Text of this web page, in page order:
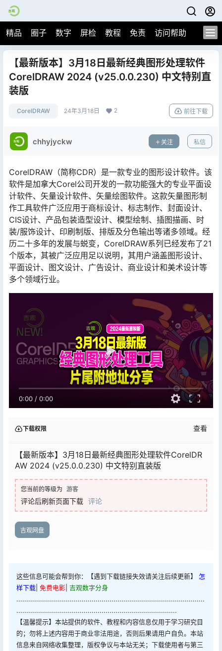
精品 圈子 数字 屏检 教程 免责 访问帮助
【最新版本】3月18日最新经典图形处理软件
CorelDRAW 2024 (v25.0.0.230) 中文特别直
装版
CorelDRAW 24年3月18日 2 前往下载
chhyjyckw 关注 私信
CorelDRAW（简称CDR）是一款专业的图形设计软件。该
软件是加拿大Corel公司开发的一款功能强大的专业平面设
计软件、矢量设计软件、矢量绘图软件。这款矢量图形制
作工具软件广泛应用于商标设计、标志制作、封面设计、
CIS设计、产品包装造型设计、模型绘制、插图描画、时
装/服饰设计、印刷制版、排版及分色输出等诸多领域。经
历二十多年的发展与蜕变，CorelDRAW系列已经发布了21
个版本，其被广泛应用足以说明，其用户涵盖图形设计、
平面设计、图文设计、广告设计、商业设计和美术设计等
多个领域行业。
0:00 / 0:00
下载权限 查看
【最新版本】3月18日最新经典图形处理软件CorelDR
AW 2024 (v25.0.0.230) 中文特别直装版
您当前的等级为 游客
评论后刷新页面下载 评论
吉观网盘
这些信息可能会帮到你：【遇到下载链接失效请关注后续更新】 怎
样下载 免费电影 吉观数字分身
...............................................................................................
.................................................................................
【温馨提示】本站提供的软件、教程和内容信息仅用于学习研究目
的；勿将上述内容用于商业非法用途，否则后果请用户自负。本站
信息来自网络收集整理，版权争议与本站无关；下载使用者与第三